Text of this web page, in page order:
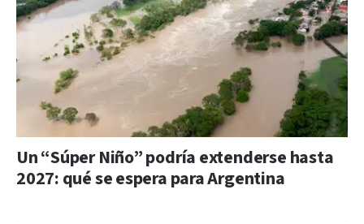
Un “Súper Niño” podría extenderse hasta
2027: qué se espera para Argentina